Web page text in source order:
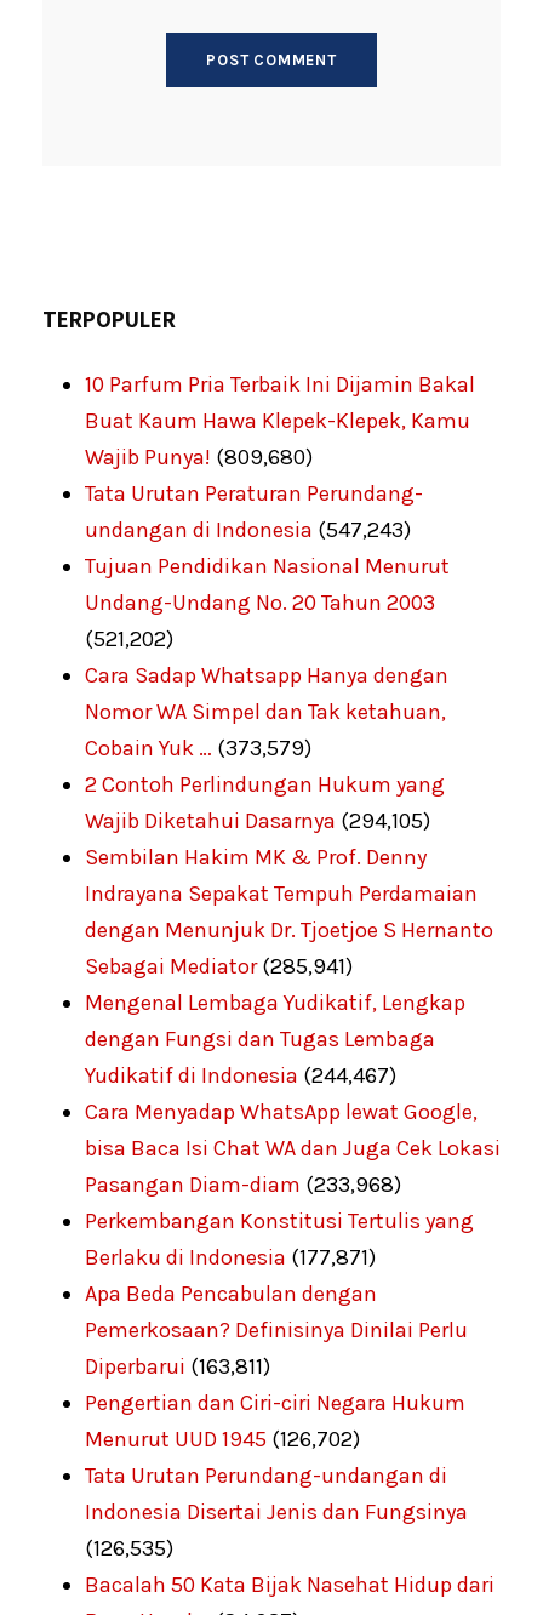
TERPOPULER
10 Parfum Pria Terbaik Ini Dijamin Bakal
Buat Kaum Hawa Klepek-Klepek, Kamu
Wajib Punya! (809,680)
Tata Urutan Peraturan Perundang-
undangan di Indonesia (547,243)
Tujuan Pendidikan Nasional Menurut
Undang-Undang No. 20 Tahun 2003
(521,202)
Cara Sadap Whatsapp Hanya dengan
Nomor WA Simpel dan Tak ketahuan,
Cobain Yuk … (373,579)
2 Contoh Perlindungan Hukum yang
Wajib Diketahui Dasarnya (294,105)
Sembilan Hakim MK & Prof. Denny
Indrayana Sepakat Tempuh Perdamaian
dengan Menunjuk Dr. Tjoetjoe S Hernanto
Sebagai Mediator (285,941)
Mengenal Lembaga Yudikatif, Lengkap
dengan Fungsi dan Tugas Lembaga
Yudikatif di Indonesia (244,467)
Cara Menyadap WhatsApp lewat Google,
bisa Baca Isi Chat WA dan Juga Cek Lokasi
Pasangan Diam-diam (233,968)
Perkembangan Konstitusi Tertulis yang
Berlaku di Indonesia (177,871)
Apa Beda Pencabulan dengan
Pemerkosaan? Definisinya Dinilai Perlu
Diperbarui (163,811)
Pengertian dan Ciri-ciri Negara Hukum
Menurut UUD 1945 (126,702)
Tata Urutan Perundang-undangan di
Indonesia Disertai Jenis dan Fungsinya
(126,535)
Bacalah 50 Kata Bijak Nasehat Hidup dari